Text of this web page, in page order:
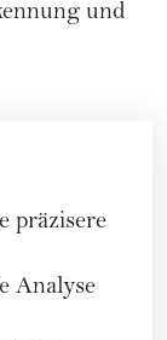
und
präzisere
Analyse